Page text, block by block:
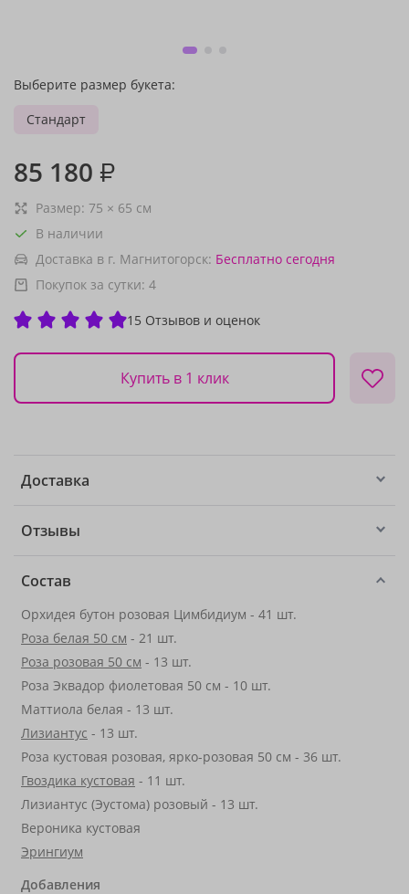
Выберите размер букета:
Стандарт
85 180 ₽
Размер: 75 × 65 см
В наличии
Доставка в г. Магнитогорск: Бесплатно сегодня
Покупок за сутки: 4
15 Отзывов и оценок
Купить в 1 клик
Доставка
Отзывы
Состав
Орхидея бутон розовая Цимбидиум - 41 шт.
Роза белая 50 см - 21 шт.
Роза розовая 50 см - 13 шт.
Роза Эквадор фиолетовая 50 см - 10 шт.
Маттиола белая - 13 шт.
Лизиантус - 13 шт.
Роза кустовая розовая, ярко-розовая 50 см - 36 шт.
Гвоздика кустовая - 11 шт.
Лизиантус (Эустома) розовый - 13 шт.
Вероника кустовая
Эрингиум
Добавления